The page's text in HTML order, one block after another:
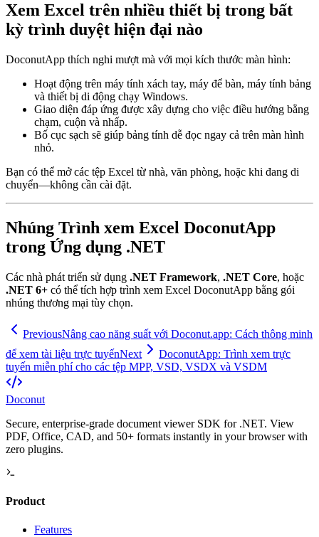
Xem Excel trên nhiều thiết bị trong bất
kỳ trình duyệt hiện đại nào
DoconutApp thích nghi mượt mà với mọi kích thước màn hình:
Hoạt động trên máy tính xách tay, máy để bàn, máy tính bảng
và thiết bị di động chạy Windows.
Giao diện đáp ứng được xây dựng cho việc điều hướng bằng
chạm, cuộn và nhấp.
Bố cục sạch sẽ giúp bảng tính dễ đọc ngay cả trên màn hình
nhỏ.
Bạn có thể mở các tệp Excel từ nhà, văn phòng, hoặc khi đang di
chuyển—không cần cài đặt.
Nhúng Trình xem Excel DoconutApp
trong Ứng dụng .NET
Các nhà phát triển sử dụng .NET Framework, .NET Core, hoặc
.NET 6+ có thể tích hợp trình xem Excel DoconutApp bằng gói
nhúng thương mại tùy chọn.
PreviousNâng cao năng suất với Doconut.app: Cách thông minh
để xem tài liệu trực tuyếnNext
DoconutApp: Trình xem trực
tuyến miễn phí cho các tệp MPP, VSD, VSDX và VSDM
Doconut
Secure, enterprise-grade document viewer SDK for .NET. View
PDF, Office, CAD, and 50+ formats instantly in your browser with
zero plugins.
Product
Features